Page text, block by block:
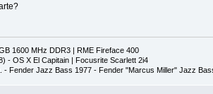
1600 MHz DDR3 | RME Fireface 400
- OS X El Capitain | Focusrite Scarlett 2i4
- Fender Jazz Bass 1977 - Fender "Marcus Miller" Jazz